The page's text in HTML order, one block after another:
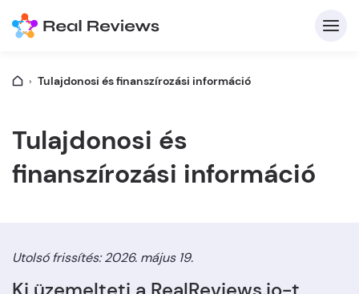
Tulajdonosi és finanszírozási információ
Tulajdonosi és
finanszírozási információ
Utolsó frissítés: 2026. május 19.